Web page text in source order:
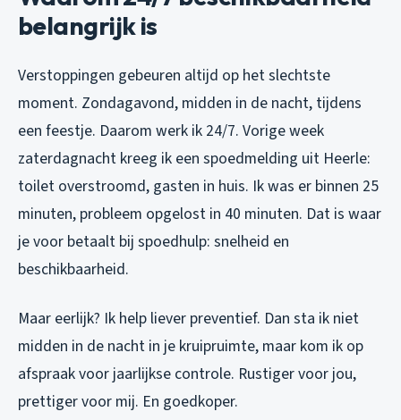
belangrijk is
Verstoppingen gebeuren altijd op het slechtste
moment. Zondagavond, midden in de nacht, tijdens
een feestje. Daarom werk ik 24/7. Vorige week
zaterdagnacht kreeg ik een spoedmelding uit Heerle:
toilet overstroomd, gasten in huis. Ik was er binnen 25
minuten, probleem opgelost in 40 minuten. Dat is waar
je voor betaalt bij spoedhulp: snelheid en
beschikbaarheid.
Maar eerlijk? Ik help liever preventief. Dan sta ik niet
midden in de nacht in je kruipruimte, maar kom ik op
afspraak voor jaarlijkse controle. Rustiger voor jou,
prettiger voor mij. En goedkoper.